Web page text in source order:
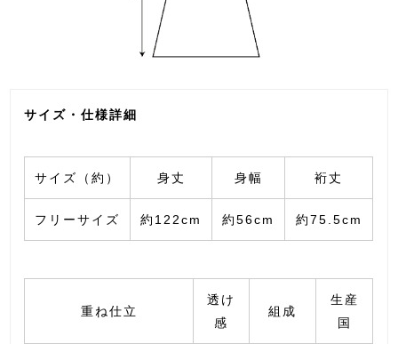
サイズ・仕様詳細
サイズ（約） 身丈 身幅 裄丈
フリーサイズ 約122cm 約56cm 約75.5cm
重ね仕立
透け
感
組成
生産
国